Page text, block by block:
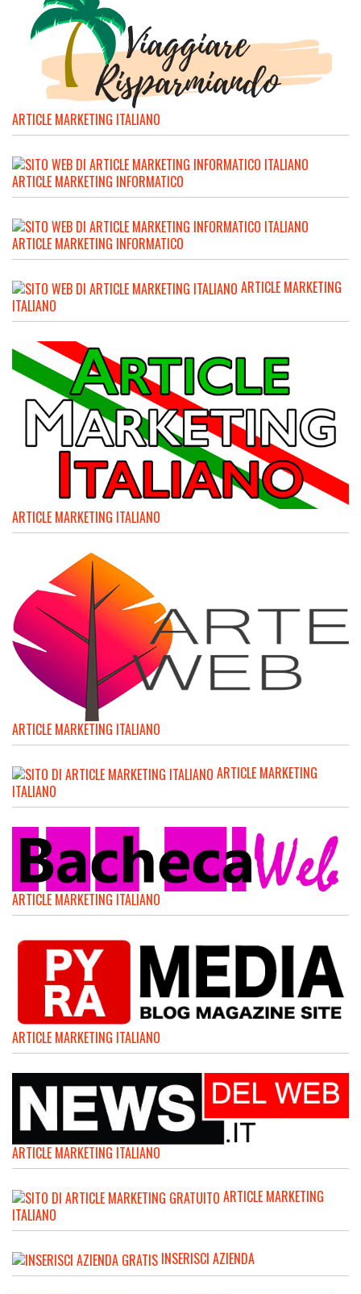
ARTICLE MARKETING ITALIANO
ARTICLE MARKETING INFORMATICO
ARTICLE MARKETING INFORMATICO
ARTICLE MARKETING
ITALIANO
ARTICLE MARKETING ITALIANO
ARTICLE MARKETING ITALIANO
ARTICLE MARKETING
ITALIANO
ARTICLE MARKETING ITALIANO
ARTICLE MARKETING ITALIANO
ARTICLE MARKETING ITALIANO
ARTICLE MARKETING
ITALIANO
INSERISCI AZIENDA